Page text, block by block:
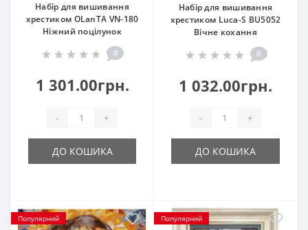
Набір для вишивання
хрестиком OLanTА VN-180
Ніжний поцілунок
0
1 301.00грн.
- +
ДО КОШИКА
Набір для вишивання
хрестиком Luca-S BU5052
Вічне кохання
0
1 032.00грн.
- +
ДО КОШИКА
Популярний Популярний